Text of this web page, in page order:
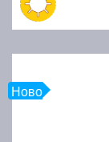
Ново